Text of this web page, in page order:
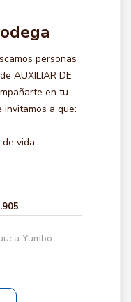
personas
AUXILIAR DE
en tu
a que:
vida.
Yumbo